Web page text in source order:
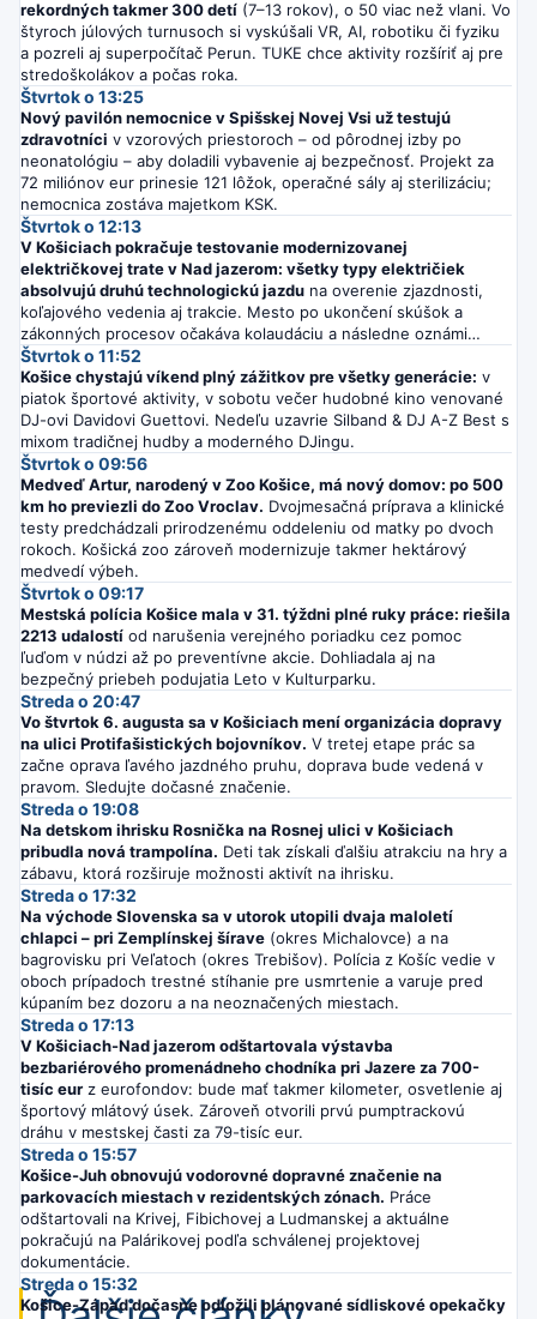
rekordných takmer 300 detí (7–13 rokov), o 50 viac než vlani. Vo
štyroch júlových turnusoch si vyskúšali VR, AI, robotiku či fyziku
a pozreli aj superpočítač Perun. TUKE chce aktivity rozšíriť aj pre
stredoškolákov a počas roka.
Štvrtok o 13:25
Nový pavilón nemocnice v Spišskej Novej Vsi už testujú
zdravotníci v vzorových priestoroch – od pôrodnej izby po
neonatológiu – aby doladili vybavenie aj bezpečnosť. Projekt za
72 miliónov eur prinesie 121 lôžok, operačné sály aj sterilizáciu;
nemocnica zostáva majetkom KSK.
Štvrtok o 12:13
V Košiciach pokračuje testovanie modernizovanej
električkovej trate v Nad jazerom: všetky typy električiek
absolvujú druhú technologickú jazdu na overenie zjazdnosti,
koľajového vedenia aj trakcie. Mesto po ukončení skúšok a
zákonných procesov očakáva kolaudáciu a následne oznámi
termín spustenia prevádzky.
Štvrtok o 11:52
Košice chystajú víkend plný zážitkov pre všetky generácie: v
piatok športové aktivity, v sobotu večer hudobné kino venované
DJ-ovi Davidovi Guettovi. Nedeľu uzavrie Silband & DJ A-Z Best s
mixom tradičnej hudby a moderného DJingu.
Štvrtok o 09:56
Medveď Artur, narodený v Zoo Košice, má nový domov: po 500
km ho previezli do Zoo Vroclav. Dvojmesačná príprava a klinické
testy predchádzali prirodzenému oddeleniu od matky po dvoch
rokoch. Košická zoo zároveň modernizuje takmer hektárový
medvedí výbeh.
Štvrtok o 09:17
Mestská polícia Košice mala v 31. týždni plné ruky práce: riešila
2213 udalostí od narušenia verejného poriadku cez pomoc
ľuďom v núdzi až po preventívne akcie. Dohliadala aj na
bezpečný priebeh podujatia Leto v Kulturparku.
Streda o 20:47
Vo štvrtok 6. augusta sa v Košiciach mení organizácia dopravy
na ulici Protifašistických bojovníkov. V tretej etape prác sa
začne oprava ľavého jazdného pruhu, doprava bude vedená v
pravom. Sledujte dočasné značenie.
Streda o 19:08
Na detskom ihrisku Rosnička na Rosnej ulici v Košiciach
pribudla nová trampolína. Deti tak získali ďalšiu atrakciu na hry a
zábavu, ktorá rozširuje možnosti aktivít na ihrisku.
Streda o 17:32
Na východe Slovenska sa v utorok utopili dvaja maloletí
chlapci – pri Zemplínskej šírave (okres Michalovce) a na
bagrovisku pri Veľatoch (okres Trebišov). Polícia z Košíc vedie v
oboch prípadoch trestné stíhanie pre usmrtenie a varuje pred
kúpaním bez dozoru a na neoznačených miestach.
Streda o 17:13
V Košiciach-Nad jazerom odštartovala výstavba
bezbariérového promenádneho chodníka pri Jazere za 700-
tisíc eur z eurofondov: bude mať takmer kilometer, osvetlenie aj
športový mlátový úsek. Zároveň otvorili prvú pumptrackovú
dráhu v mestskej časti za 79-tisíc eur.
Streda o 15:57
Košice-Juh obnovujú vodorovné dopravné značenie na
parkovacích miestach v rezidentských zónach. Práce
odštartovali na Krivej, Fibichovej a Ludmanskej a aktuálne
pokračujú na Palárikovej podľa schválenej projektovej
dokumentácie.
Streda o 15:32
Košice-Západ dočasne odložili plánované sídliskové opekačky